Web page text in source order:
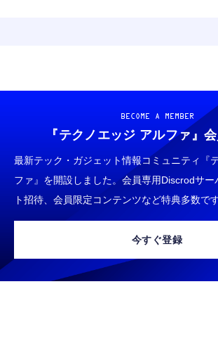
BECOME A MEMBER
『テクノエッジ アルファ』
最新テック・ガジェット情報コミュニティ『
ファ』を開設しました。会員専用Discrodサー
ト招待、会員限定コンテンツなど特典多数です
今すぐ登録